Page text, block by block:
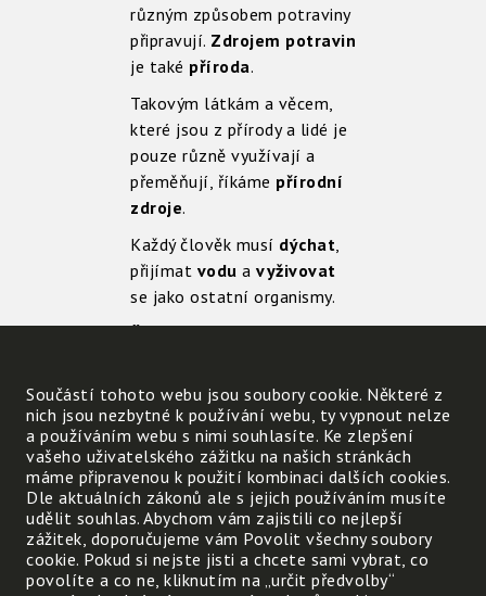
různým způsobem potraviny
připravují. Zdrojem potravin
je také příroda.
Takovým látkám a věcem,
které jsou z přírody a lidé je
pouze různě využívají a
přeměňují, říkáme přírodní
zdroje.
Každý člověk musí dýchat,
přijímat vodu a vyživovat
se jako ostatní organismy.
Součástí tohoto webu jsou soubory cookie. Některé z
nich jsou nezbytné k používání webu, ty vypnout nelze
a používáním webu s nimi souhlasíte. Ke zlepšení
vašeho uživatelského zážitku na našich stránkách
máme připravenou k použití kombinaci dalších cookies.
Dle aktuálních zákonů ale s jejich používáním musíte
udělit souhlas. Abychom vám zajistili co nejlepší
zážitek, doporučujeme vám Povolit všechny soubory
cookie. Pokud si nejste jisti a chcete sami vybrat, co
povolíte a co ne, kliknutím na „určit předvolby“